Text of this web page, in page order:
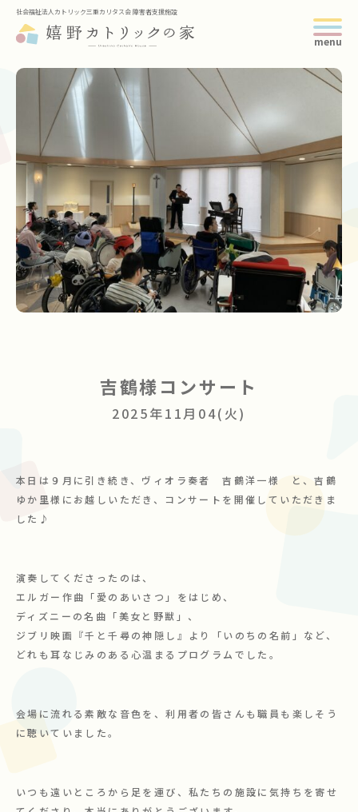
社会福祉法人カトリック三重カリタス会 障害者支援施設
トップページ
当施設について
サービス紹介
年間の主なスケジュール
求人情報
ボランティア募集
吉鶴様コンサート
2025年11月04(火)
本日は９月に引き続き、ヴィオラ奏者 吉鶴洋一様 と、吉鶴
ゆか里様にお越しいただき、コンサートを開催していただきま
した♪
演奏してくださったのは、
エルガー作曲「愛のあいさつ」をはじめ、
ディズニーの名曲「美女と野獣」、
ジブリ映画『千と千尋の神隠し』より「いのちの名前」など、
どれも耳なじみのある心温まるプログラムでした。
会場に流れる素敵な音色を、利用者の皆さんも職員も楽しそう
に聴いていました。
いつも遠いところから足を運び、私たちの施設に気持ちを寄せ